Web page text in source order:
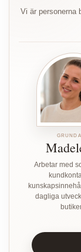
Vi är personerna
Arbetar med
dagliga